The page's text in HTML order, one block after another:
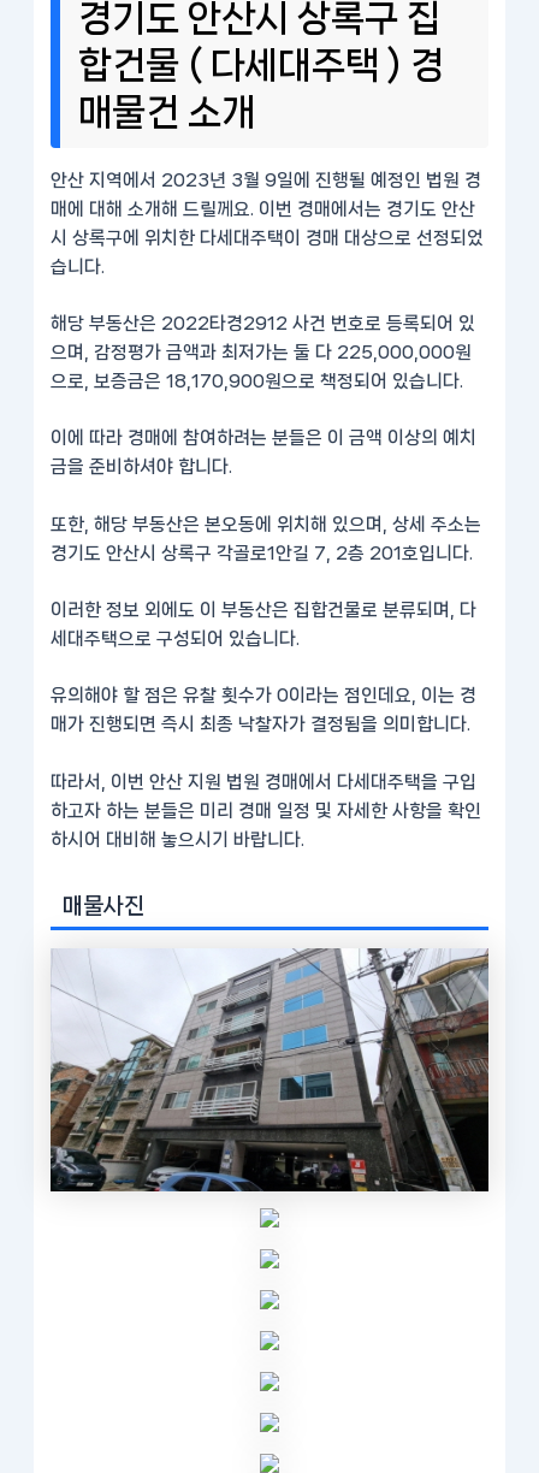
경기도 안산시 상록구 집
합건물 ( 다세대주택 ) 경
매물건 소개
안산 지역에서 2023년 3월 9일에 진행될 예정인 법원 경
매에 대해 소개해 드릴께요. 이번 경매에서는 경기도 안산
시 상록구에 위치한 다세대주택이 경매 대상으로 선정되었
습니다.
해당 부동산은 2022타경2912 사건 번호로 등록되어 있
으며, 감정평가 금액과 최저가는 둘 다 225,000,000원
으로, 보증금은 18,170,900원으로 책정되어 있습니다.
이에 따라 경매에 참여하려는 분들은 이 금액 이상의 예치
금을 준비하셔야 합니다.
또한, 해당 부동산은 본오동에 위치해 있으며, 상세 주소는
경기도 안산시 상록구 각골로1안길 7, 2층 201호입니다.
이러한 정보 외에도 이 부동산은 집합건물로 분류되며, 다
세대주택으로 구성되어 있습니다.
유의해야 할 점은 유찰 횟수가 0이라는 점인데요, 이는 경
매가 진행되면 즉시 최종 낙찰자가 결정됨을 의미합니다.
따라서, 이번 안산 지원 법원 경매에서 다세대주택을 구입
하고자 하는 분들은 미리 경매 일정 및 자세한 사항을 확인
하시어 대비해 놓으시기 바랍니다.
매물사진